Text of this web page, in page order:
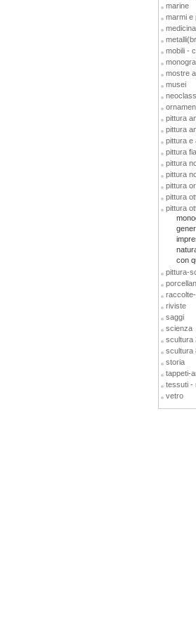
marine
marmi e
medicina
mobili -
mostre
musei
pittura
pittura
pittura e
pittura
pittura
pittura
pittura
pittura
pittura
con
pittura-
riviste
saggi
scienza
scultura
scultura
storia
tappeti-
tessuti -
vetro